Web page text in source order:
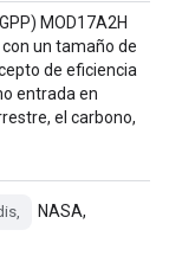
MOD17A2H
un tamaño de
de eficiencia
entrada en
el carbono,
NASA,